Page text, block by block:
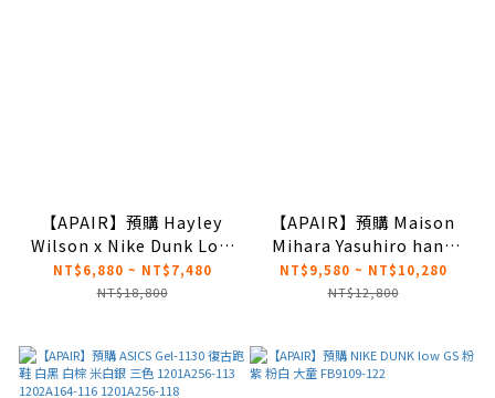
【APAIR】預購 Hayley
Wilson x Nike Dunk Low
SB 澳洲滑板手 聯名 白紫黑
滑板鞋 HJ0513-500
NT$6,880 ~ NT$7,480
NT$18,800
【APAIR】預購 Maison
Mihara Yasuhiro hank
original Sole Toe cap 黑
色 MMY溶解鞋 A05FW702
NT$9,580 ~ NT$10,280
NT$12,800